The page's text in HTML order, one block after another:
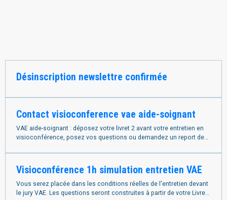
Désinscription newslettre confirmée
Contact visioconference vae aide-soignant
VAE aide-soignant : déposez votre livret 2 avant votre entretien en
visioconférence, posez vos questions ou demandez un report de
Visioconférence 1h simulation entretien VAE
Vous serez placée dans les conditions réelles de l'entretien devant
le jury VAE. Les questions seront construites à partir de votre Livret